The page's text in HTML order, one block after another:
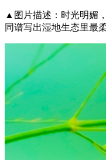
▲图片描述：时光明媚
同谱写出湿地生态里最